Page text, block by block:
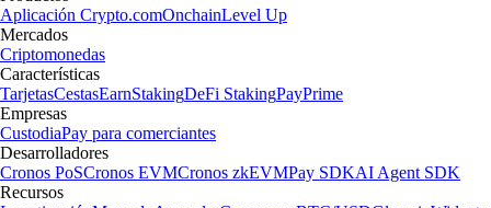
Aplicación Crypto.comOnchainLevel Up
Mercados
Criptomonedas
Características
TarjetasCestasEarnStakingDeFi StakingPayPrime
Empresas
CustodiaPay para comerciantes
Desarrolladores
Cronos PoSCronos EVMCronos zkEVMPay SDKAI Agent SDK
Recursos